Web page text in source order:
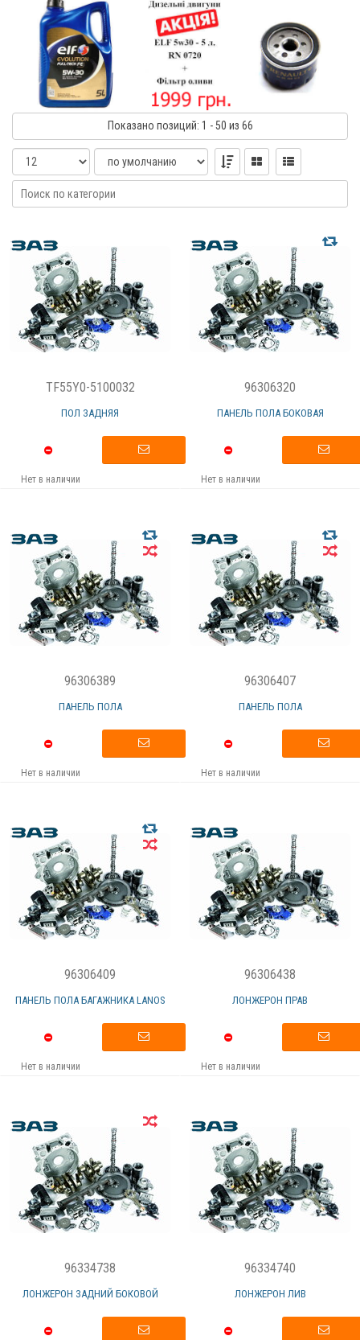
Показано позиций: 1 - 50 из 66
TF55Y0-5100032
ПОЛ ЗАДНЯЯ
Нет в наличии
96306320
ПАНЕЛЬ ПОЛА БОКОВАЯ
Нет в наличии
96306389
ПАНЕЛЬ ПОЛА
Нет в наличии
96306407
ПАНЕЛЬ ПОЛА
Нет в наличии
96306409
ПАНЕЛЬ ПОЛА БАГАЖНИКА LANOS
Нет в наличии
96306438
ЛОНЖЕРОН ПРАВ
Нет в наличии
96334738
ЛОНЖЕРОН ЗАДНИЙ БОКОВОЙ
96334740
ЛОНЖЕРОН ЛИВ